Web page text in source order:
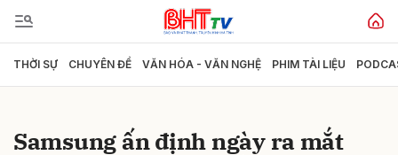
THỜI SỰ CHUYÊN ĐỀ VĂN HÓA - VĂN NGHỆ PHIM TÀI LIỆU
Samsung ấn định ngày ra mắt
Gửi bình luận